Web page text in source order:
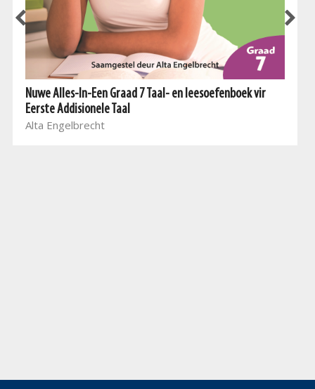
Nuwe Alles-In-Een Graad 7 Taal- en leesoefenboek vir
Eerste Addisionele Taal
Alta Engelbrecht